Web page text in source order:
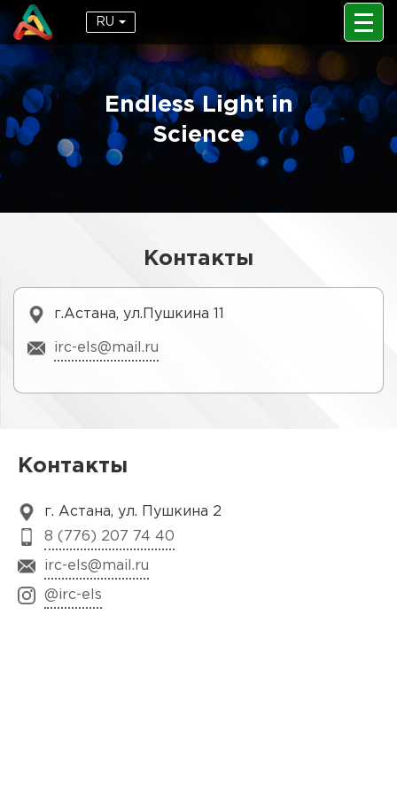
RU
Endless Light in
Science
Контакты
г.Астана, ул.Пушкина 11
irc-els@mail.ru
Контакты
г. Астана, ул. Пушкина 2
8 (776) 207 74 40
irc-els@mail.ru
@irc-els